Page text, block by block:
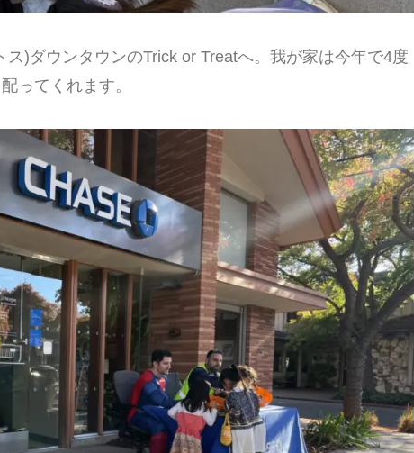
)ダウンタウンのTrick or Treatへ。我が家は今年で4度
ってくれます。